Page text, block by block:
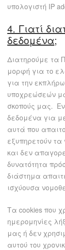
υπολογιστή IP
4. Γιατί
δεδομένα;
Διατηρούμε τα
μορφή για το
για την
υποχρεώσεών
σκοπούς μας.
δεδομένα για
αυτά που
εξυπηρετούν
και δεν
δυνατότητα
διάστημα
ισχύουσα
Τα cookies που
ημερομηνίες
μας ή δεν
αυτού του